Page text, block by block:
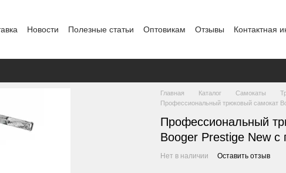
Новости Полезные статьи Оптовикам Отзывы Контактная
Главная Каталог Самокаты
Профессиональный трюковый самокат
Профессиональный
Booger Prestige New с
Нет в наличии Оставить отзыв